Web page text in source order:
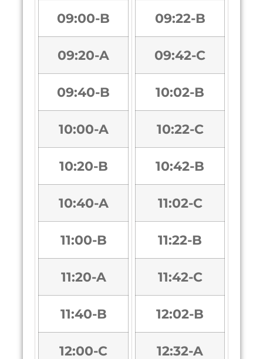
09:00-B
09:20-A
09:40-B
10:00-A
10:20-B
10:40-A
11:00-B
11:20-A
11:40-B
12:00-C
09:22-B
09:42-C
10:02-B
10:22-C
10:42-B
11:02-C
11:22-B
11:42-C
12:02-B
12:32-A